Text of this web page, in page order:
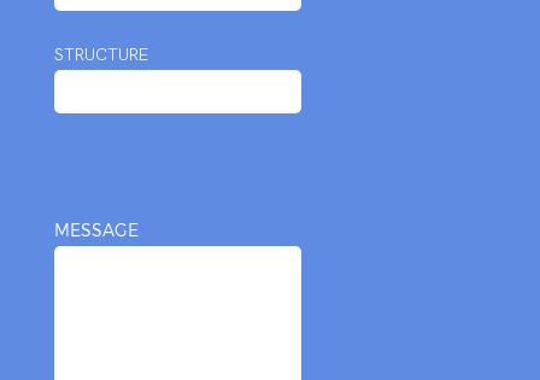
STRUCTURE
MESSAGE